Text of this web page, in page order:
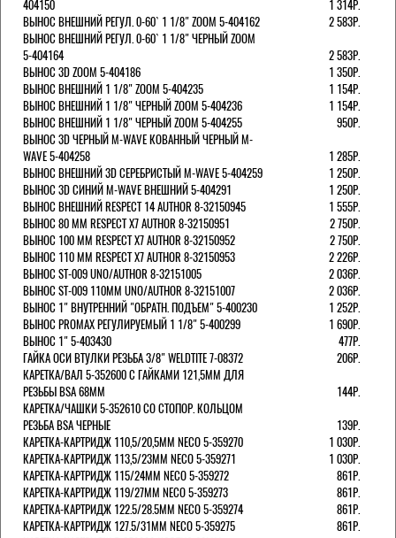
404150
1 314Р.
ВЫНОС ВНЕШНИЙ РЕГУЛ. 0-60` 1 1/8" ZOOM 5-404162
2 583Р.
ВЫНОС ВНЕШНИЙ РЕГУЛ. 0-60` 1 1/8" ЧЕРНЫЙ ZOOM
5-404164
2 583Р.
ВЫНОС 3D ZOOM 5-404186
1 350Р.
ВЫНОС ВНЕШНИЙ 1 1/8" ZOOM 5-404235
1 154Р.
ВЫНОС ВНЕШНИЙ 1 1/8" ЧЕРНЫЙ ZOOM 5-404236
1 154Р.
ВЫНОС ВНЕШНИЙ 1 1/8" ЧЕРНЫЙ ZOOM 5-404255
950Р.
ВЫНОС 3D ЧЕРНЫЙ M-WAVE КОВАННЫЙ ЧЕРНЫЙ M-
WAVE 5-404258
1 285Р.
ВЫНОС ВНЕШНИЙ 3D СЕРЕБРИСТЫЙ M-WAVE 5-404259
1 250Р.
ВЫНОС 3D СИНИЙ M-WAVE ВНЕШНИЙ 5-404291
1 250Р.
ВЫНОС ВНЕШНИЙ RESPECT 14 AUTHOR 8-32150945
1 555Р.
ВЫНОС 80 ММ RESPECT Х7 AUTHOR 8-32150951
2 750Р.
ВЫНОС 100 ММ RESPECT Х7 AUTHOR 8-32150952
2 750Р.
ВЫНОС 110 ММ RESPECT Х7 AUTHOR 8-32150953
2 226Р.
ВЫНОС ST-009 UNO/AUTHOR 8-32151005
2 036Р.
ВЫНОС ST-009 110ММ UNO/AUTHOR 8-32151007
2 036Р.
ВЫНОС 1" ВНУТРЕННИЙ "ОБРАТН. ПОДЪЕМ" 5-400230
1 252Р.
ВЫНОС PROMAX РЕГУЛИРУЕМЫЙ 1 1/8" 5-400299
1 690Р.
ВЫНОС 1" 5-403430
477Р.
ГАЙКА ОСИ ВТУЛКИ РЕЗЬБА 3/8" WELDTITE 7-08372
206Р.
КАРЕТКА/ВАЛ 5-352600 С ГАЙКАМИ 121,5ММ ДЛЯ
РЕЗЬБЫ BSA 68ММ
144Р.
КАРЕТКА/ЧАШКИ 5-352610 СО СТОПОР. КОЛЬЦОМ
РЕЗЬБА BSA ЧЕРНЫЕ
139Р.
КАРЕТКА-КАРТРИДЖ 110,5/20,5ММ NECO 5-359270
1 030Р.
КАРЕТКА-КАРТРИДЖ 113,5/23ММ NECO 5-359271
1 030Р.
КАРЕТКА-КАРТРИДЖ 115/24ММ NECO 5-359272
861Р.
КАРЕТКА-КАРТРИДЖ 119/27ММ NECO 5-359273
861Р.
КАРЕТКА-КАРТРИДЖ 122.5/28.5ММ NECO 5-359274
861Р.
КАРЕТКА-КАРТРИДЖ 127.5/31ММ NECO 5-359275
861Р.